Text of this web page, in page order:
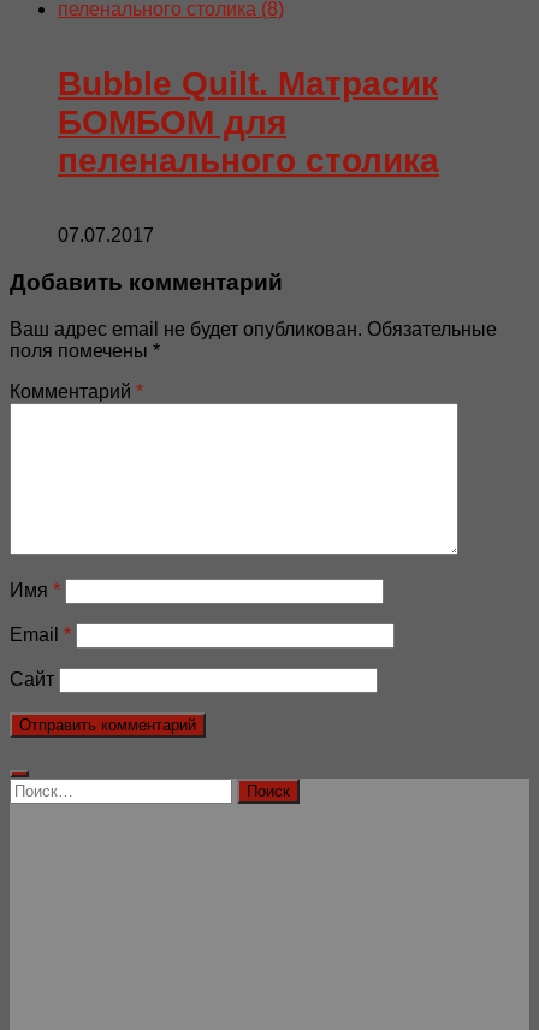
Bubble Quilt. Матрасик
БОМБОМ для
пеленального столика
07.07.2017
Добавить комментарий
Ваш адрес email не будет опубликован. Обязательные
поля помечены *
Комментарий *
Имя *
Email *
Сайт
Найти: